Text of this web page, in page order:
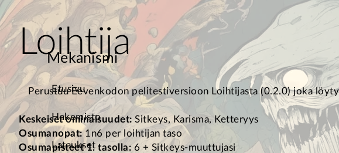
Mekanismi
Etusivu
Hakemisto
Lataukset
Loihtija
Perustuu Eevenkodon pelitestiversioon Loihtijasta (0.2.0) joka
Keskeiset ominaisuudet: Sitkeys, Karisma, Ketteryys
Osumanopat:1n6 per loihtijan taso
Osumapisteet 1. tasolla: 6 + Sitkeys-muuttujasi